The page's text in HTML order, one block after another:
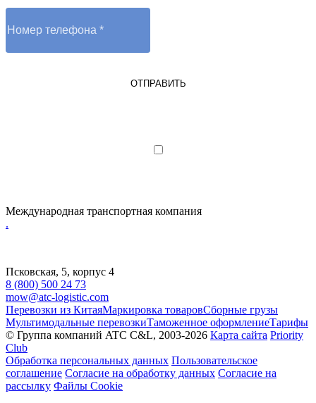
ОТПРАВИТЬ
Международная транспортная компания
.
Псковская, 5, корпус 4
8 (800) 500 24 73
mow@atc-logistic.com
Перевозки из КитаяМаркировка товаровСборные грузы
Мультимодальные перевозкиТаможенное оформлениеТарифы
© Группа компаний ATC C&L, 2003-2026 Карта сайта Priority
Club
Обработка персональных данных Пользовательское
соглашение Согласие на обработку данных Согласие на
рассылку Файлы Cookie